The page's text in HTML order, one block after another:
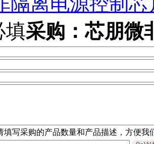
填采购：芯朋微
填写采购的产品数量和产品描述，方便我